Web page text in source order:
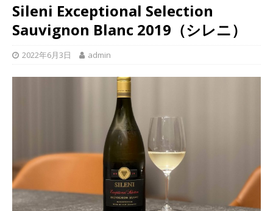
Sileni Exceptional Selection
Sauvignon Blanc 2019（シレニ）
2022年6月3日 admin